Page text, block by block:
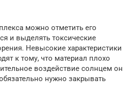
можно отметить его
и выделять токсические
Невысокие характеристики
к тому, что материал плохо
воздействие солнцем он
нужно закрывать